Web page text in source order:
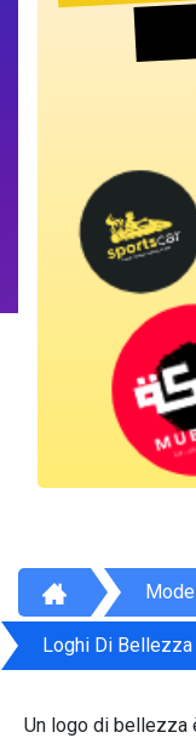
Loghi Di Bellezza
Un logo di bellezza